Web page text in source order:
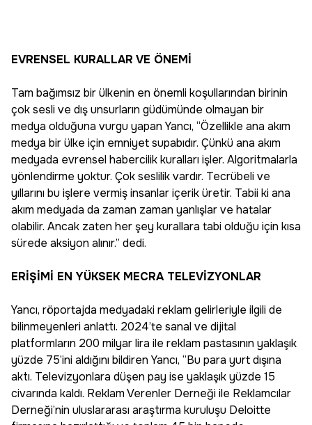
EVRENSEL KURALLAR VE ÖNEMİ
Tam bağımsız bir ülkenin en önemli koşullarından birinin
çok sesli ve dış unsurların güdümünde olmayan bir
medya olduğuna vurgu yapan Yancı, “Özellikle ana akım
medya bir ülke için emniyet supabıdır. Çünkü ana akım
medyada evrensel habercilik kuralları işler. Algoritmalarla
yönlendirme yoktur. Çok seslilik vardır. Tecrübeli ve
yıllarını bu işlere vermiş insanlar içerik üretir. Tabii ki ana
akım medyada da zaman zaman yanlışlar ve hatalar
olabilir. Ancak zaten her şey kurallara tabi olduğu için kısa
sürede aksiyon alınır.” dedi.
ERİŞİMİ EN YÜKSEK MECRA TELEVİZYONLAR
Yancı, röportajda medyadaki reklam gelirleriyle ilgili de
bilinmeyenleri anlattı. 2024’te sanal ve dijital
platformların 200 milyar lira ile reklam pastasının yaklaşık
yüzde 75’ini aldığını bildiren Yancı, “Bu para yurt dışına
aktı. Televizyonlara düşen pay ise yaklaşık yüzde 15
civarında kaldı. Reklam Verenler Derneği ile Reklamcılar
Derneği’nin uluslararası araştırma kuruluşu Deloitte